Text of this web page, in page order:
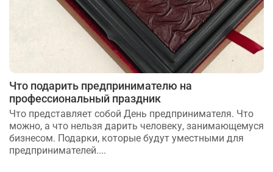
Что подарить предпринимателю на
профессиональный праздник
Что представляет собой День предпринимателя. Что
можно, а что нельзя дарить человеку, занимающемуся
бизнесом. Подарки, которые будут уместными для
предпринимателей....